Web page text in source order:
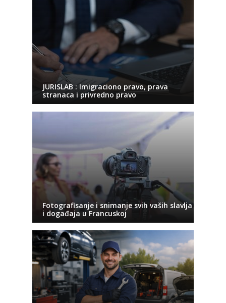
JURISLAB : Imigraciono pravo, prava
stranaca i privredno pravo
Fotografisanje i snimanje svih vaših slavlja
i događaja u Francuskoj